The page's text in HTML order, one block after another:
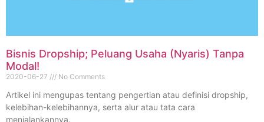
Bisnis Dropship; Peluang Usaha (Nyaris) Tanpa
Modal!
2020-06-27 No Comments
Artikel ini mengupas tentang pengertian atau definisi dropship,
kelebihan-kelebihannya, serta alur atau tata cara
menjalankannya.